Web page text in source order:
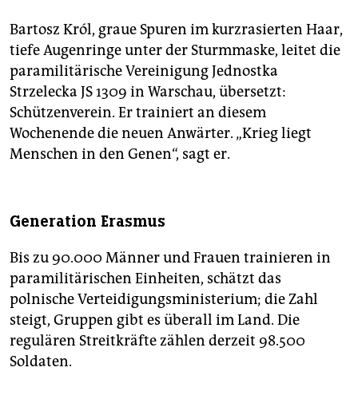
Bartosz Król, graue Spuren im kurzrasierten Haar,
tiefe Augenringe unter der Sturmmaske, leitet die
paramilitärische Vereinigung Jednostka
Strzelecka JS 1309 in Warschau, übersetzt:
Schützenverein. Er trainiert an diesem
Wochenende die neuen Anwärter. „Krieg liegt
Menschen in den Genen“, sagt er.
Generation Erasmus
Bis zu 90.000 Männer und Frauen trainieren in
paramilitärischen Einheiten, schätzt das
polnische Verteidigungsministerium; die Zahl
steigt, Gruppen gibt es überall im Land. Die
regulären Streitkräfte zählen derzeit 98.500
Soldaten.